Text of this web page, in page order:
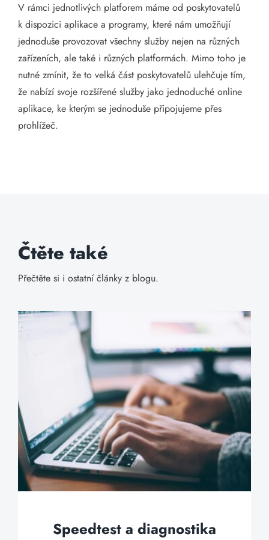
V rámci jednotlivých platforem máme od poskytovatelů
k dispozici aplikace a programy, které nám umožňují
jednoduše provozovat všechny služby nejen na různých
zařízeních, ale také i různých platformách. Mimo toho je
nutné zmínit, že to velká část poskytovatelů ulehčuje tím,
že nabízí svoje rozšířené služby jako jednoduché online
aplikace, ke kterým se jednoduše připojujeme přes
prohlížeč.
Čtěte také
Přečtěte si i ostatní články z blogu.
Speedtest a diagnostika